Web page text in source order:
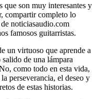
que son muy interesantes y
compartir completo lo
noticiasaudio.com
famosos guitarristas.
un virtuoso que aprende a
de una lámpara
como todo en esta vida,
perseverancia, el deseo y
de estas historias.